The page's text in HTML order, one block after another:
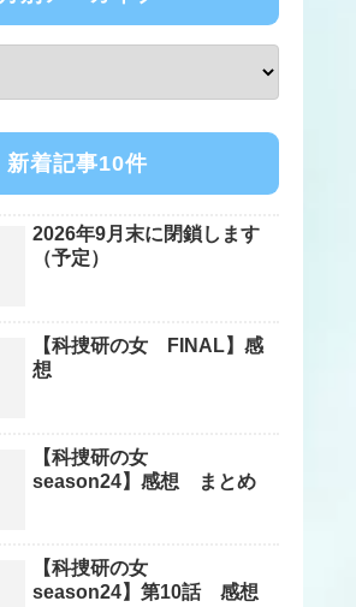
新着記事10件
2026年9月末に閉鎖します
（予定）
【科捜研の女 FINAL】感
想
【科捜研の女
season24】感想 まとめ
【科捜研の女
season24】第10話 感想